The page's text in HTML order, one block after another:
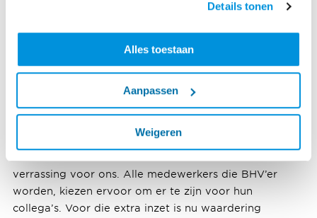
Details tonen
Alles toestaan
Aanpassen
Weigeren
Daarnaast zijn ze allemaal omgeschoold tot EHBO’er.
licht Luuk toe. “EHBO is nu de standaardopleiding.” En
dat betaalt zich uit, zo bleek tijdens de twee
incidenten in het afgelopen kwartaal. Hoe kijkt Luuk
erop terug? “Met een goed gevoel. Collega’s hadden
hulp nodig, en wij hebben hen kunnen helpen.
hebben gemaakt. We vormen nu een actief en goed
verrassing voor ons. Alle medewerkers die BHV’er
worden, kiezen ervoor om er te zijn voor hun
collega’s. Voor die extra inzet is nu waardering